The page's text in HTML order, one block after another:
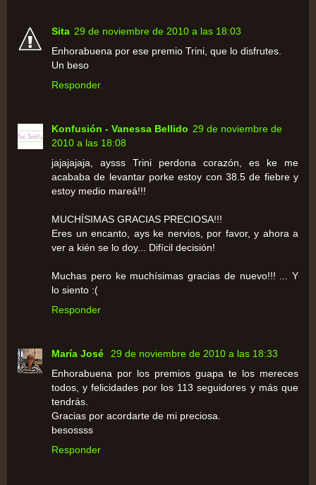
Sita 29 de noviembre de 2010 a las 18:03
Enhorabuena por ese premio Trini, que lo disfrutes.
Un beso
Responder
Konfusión - Vanessa Bellido 29 de noviembre de
2010 a las 18:08
jajajajaja, aysss Trini perdona corazón, es ke me
acababa de levantar porke estoy con 38.5 de fiebre y
estoy medio mareá!!!
MUCHÍSIMAS GRACIAS PRECIOSA!!!
Eres un encanto, ays ke nervios, por favor, y ahora a
ver a kién se lo doy... Difícil decisión!
Muchas pero ke muchísimas gracias de nuevo!!! ... Y
lo siento :(
Responder
María José
29 de noviembre de 2010 a las 18:33
Enhorabuena por los premios guapa te los mereces
todos, y felicidades por los 113 seguidores y más que
tendrás.
Gracias por acordarte de mi preciosa.
besossss
Responder